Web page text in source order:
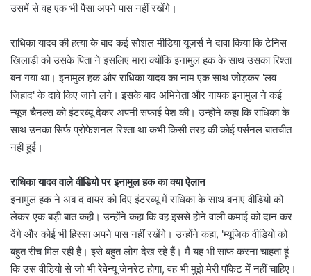
उसमें से वह एक भी पैसा अपने पास नहीं रखेंगे।
राधिका यादव की हत्या के बाद कई सोशल मीडिया यूजर्स ने दावा किया कि टेनिस
खिलाड़ी को उसके पिता ने इसलिए मारा क्योंकि इनामुल हक के साथ उसका रिश्ता
बन गया था। इनामुल हक और राधिका यादव का नाम एक साथ जोड़कर 'लव
जिहाद' के दावे किए जाने लगे। इसके बाद अभिनेता और गायक इनामुल ने कई
न्यूज चैनल्स को इंटरव्यू देकर अपनी सफाई पेश की। उन्होंने कहा कि राधिका के
साथ उनका सिर्फ प्रोफेशनल रिश्ता था कभी किसी तरह की कोई पर्सनल बातचीत
नहीं हुई।
राधिका यादव वाले वीडियो पर इनामुल हक का क्या ऐलान
इनामुल हक ने अब द वायर को दिए इंटरव्यू में राधिका के साथ बनाए वीडियो को
लेकर एक बड़ी बात कही। उन्होंने कहा कि वह इससे होने वाली कमाई को दान कर
देंगे और कोई भी हिस्सा अपने पास नहीं रखेंगे। उन्होंने कहा, 'म्यूजिक वीडियो को
बहुत रीच मिल रही है। इसे बहुत लोग देख रहे हैं। मैं यह भी साफ करना चाहता हूं
कि उस वीडियो से जो भी रेवेन्यू जेनरेट होगा, वह भी मुझे मेरी पॉकेट में नहीं चाहिए।